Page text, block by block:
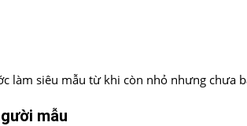
làm siêu mẫu từ khi còn nhỏ nhưng chưa
mẫu